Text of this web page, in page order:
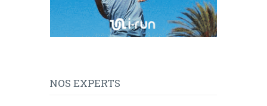
NOS EXPERTS